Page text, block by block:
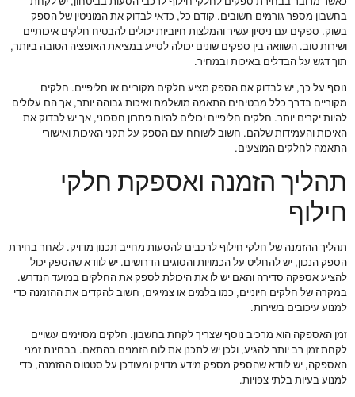
בחשבון מספר גורמים חשובים. קודם כל, כדאי לבדוק את המוניטין של הספק
בשוק. ספקים עם ניסיון עשיר והמלצות חיוביות יכולים להבטיח חלקים איכותיים
ושירות טוב. השוואה בין ספקים שונים יכולה לסייע במציאת האופציה הטובה ביותר,
תוך דגש על הבדלים באיכות ובמחיר.
נוסף על כך, יש לבדוק אם הספק מציע חלקים מקוריים או חליפיים. חלקים
מקוריים בדרך כלל מבטיחים התאמה מושלמת ואיכות גבוהה יותר, אך הם עלולים
להיות יקרים יותר. חלקים חליפיים יכולים להיות פתרון חסכוני, אך יש לבדוק את
האיכות והעמידות שלהם. חשוב לשוחח עם הספק על תקני האיכות ואישורי
התאמה לחלקים המוצעים.
תהליך הזמנה ואספקת חלקי
חילוף
תהליך ההזמנה של חלקי חילוף לרכבים להסעות מחייב תכנון מדויק. לאחר בחירת
הספק הנכון, יש להחליט על הכמויות והסוגים הדרושים. יש לוודא שהספק יכול
להציע אספקה סדירה והאם יש לו את היכולת לספק את החלקים במועד הנדרש.
במקרה של חלקים חיוניים, כמו בלמים או צמיגים, חשוב להקדים את ההזמנה כדי
למנוע עיכובים בשירות.
זמן האספקה הוא מרכיב נוסף שצריך לקחת בחשבון. חלקים מסוימים עשויים
לקחת זמן רב יותר להגיע, ולכן יש לתכנן את לוח הזמנים בהתאם. בבחינת זמני
האספקה, יש לוודא שהספק מספק מידע מדויק ומעודכן על סטטוס ההזמנה, כדי
למנוע בעיות בלתי צפויות.